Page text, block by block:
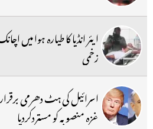
زخمی
اسرائیل کی ہٹ دھرمی
غزہ منصوبہ کو مستردکردیا